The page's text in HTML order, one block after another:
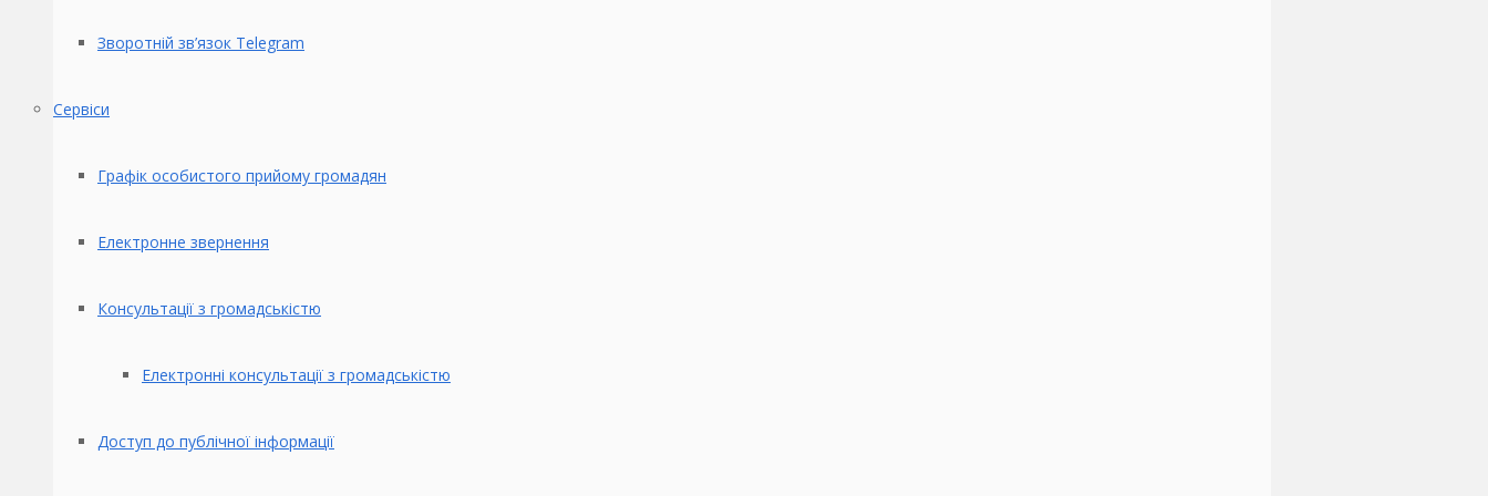
Зворотній зв’язок Telegram
Сервіси
Графік особистого прийому громадян
Електронне звернення
Консультації з громадськістю
Електронні консультації з громадськістю
Доступ до публічної інформації